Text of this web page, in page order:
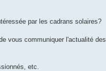
par les cadrans solaires?
vous communiquer l'actualité
etc.